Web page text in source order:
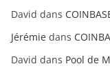
David dans
Jérémie dans
David dans Pool de